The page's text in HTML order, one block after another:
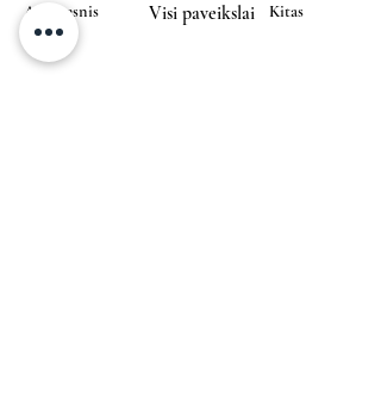
Ankstesnis Visi paveikslai Kitas